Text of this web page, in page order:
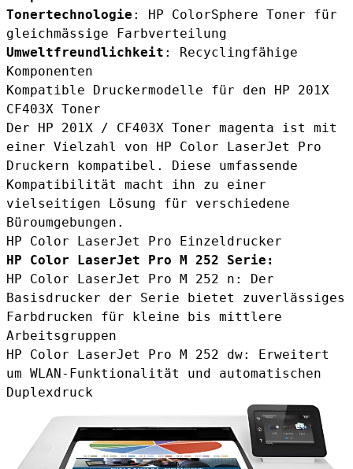
Tonertechnologie : HP ColorSphere Toner für
gleichmässige Farbverteilung
Umweltfreundlichkeit : Recyclingfähige
Komponenten
Kompatible Druckermodelle für den HP 201X
CF403X Toner
Der HP 201X / CF403X Toner magenta ist mit
einer Vielzahl von HP Color LaserJet Pro
Druckern kompatibel. Diese umfassende
Kompatibilität macht ihn zu einer
vielseitigen Lösung für verschiedene
Büroumgebungen.
HP Color LaserJet Pro Einzeldrucker
HP Color LaserJet Pro M 252 Serie:
HP Color LaserJet Pro M 252 n: Der
Basisdrucker der Serie bietet zuverlässiges
Farbdrucken für kleine bis mittlere
Arbeitsgruppen
HP Color LaserJet Pro M 252 dw: Erweitert
um WLAN-Funktionalität und automatischen
Duplexdruck